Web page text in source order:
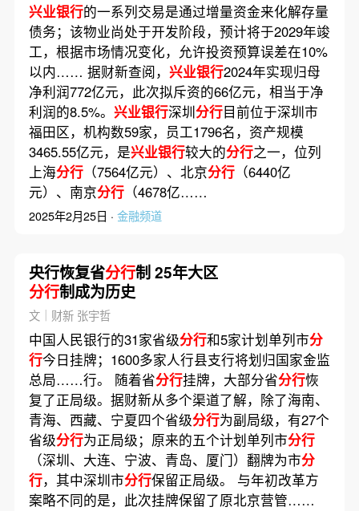
兴业银行的一系列交易是通过增量资金来化解存量
债务；该物业尚处于开发阶段，预计将于2029年竣
工，根据市场情况变化，允许投资预算误差在10%
以内…… 据财新查阅， 兴业银行2024年实现归母
净利润772亿元，此次拟斥资的66亿元，相当于净
利润的8.5%。 兴业银行深圳分行目前位于深圳市
福田区，机构数59家，员工1796名，资产规模
3465.55亿元，是兴业银行较大的分行之一，位列
上海分行（7564亿元）、北京分行（6440亿
元）、南京分行（4678亿……
2025年2月25日 · 金融频道
央行恢复省分行制 25年大区
分行制成为历史
文｜财新 张宇哲
中国人民银行的31家省级分行和5家计划单列市分
行今日挂牌；1600多家人行县支行将划归国家金监
总局……行。 随着省分行挂牌，大部分省分行恢
复了正局级。据财新从多个渠道了解，除了海南、
青海、西藏、宁夏四个省级分行为副局级，有27个
省级分行为正局级；原来的五个计划单列市分行
（深圳、大连、宁波、青岛、厦门）翻牌为市分
行，其中深圳市分行保留正局级。 与年初改革方
案略不同的是，此次挂牌保留了原北京营管……